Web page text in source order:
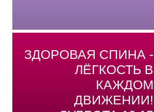
ЗДОРОВАЯ СПИНА -
ЛЁГКОСТЬ В
КАЖДОМ
ДВИЖЕНИИ!